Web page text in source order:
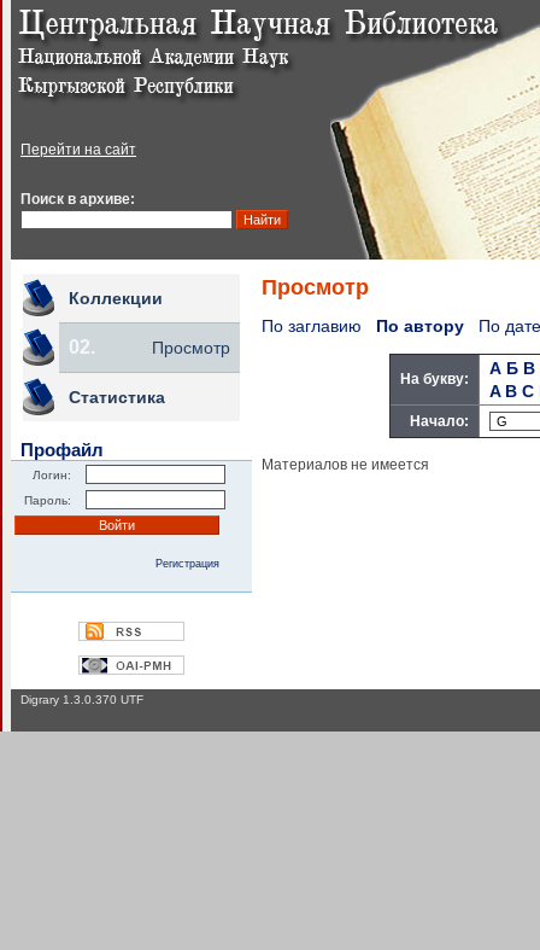
Перейти на сайт
Поиск в архиве:
Коллекции
02. Просмотр
Статистика
Профайл
Логин:
Пароль:
Регистрация
Просмотр
По заглавию По автору По дате
На букву:
А Б В
A B C
Начало:
Материалов не имеется
Digrary 1.3.0.370 UTF